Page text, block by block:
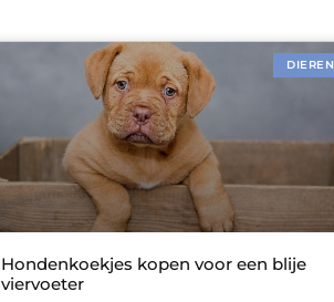
DIEREN
Hondenkoekjes kopen voor een blije
viervoeter